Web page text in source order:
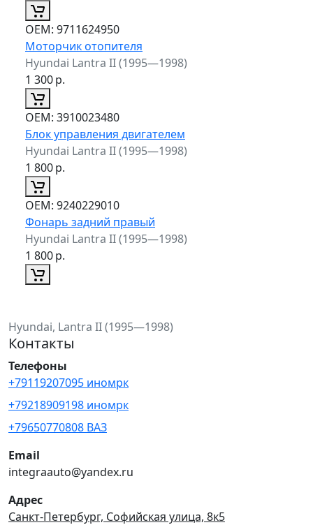
ОЕМ: 9711624950
Моторчик отопителя
Hyundai Lantra II (1995—1998)
1 300р.
ОЕМ: 3910023480
Блок управления двигателем
Hyundai Lantra II (1995—1998)
1 800р.
ОЕМ: 9240229010
Фонарь задний правый
Hyundai Lantra II (1995—1998)
1 800р.
Hyundai, Lantra II (1995—1998)
Контакты
Телефоны
+79119207095 иномрк
+79218909198 иномрк
+79650770808 ВАЗ
Email
integraauto@yandex.ru
Адрес
Санкт-Петербург, Софийская улица, 8к5